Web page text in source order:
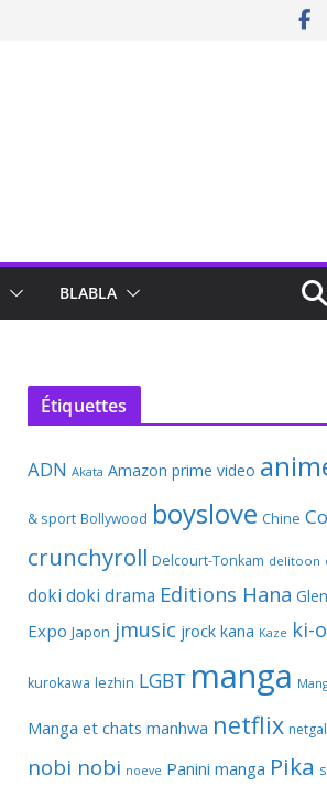
BLABLA
Étiquettes
ADN Akata Amazon prime video
& sport Bollywood boyslove Chine
crunchyroll Delcourt-Tonkam delitoon
doki doki drama Editions Hana
Expo Japon jmusic jrock kana Kaze ki-
kurokawa lezhin LGBT manga
Manga et chats manhwa netflix
nobi nobi noeve Panini manga Pika